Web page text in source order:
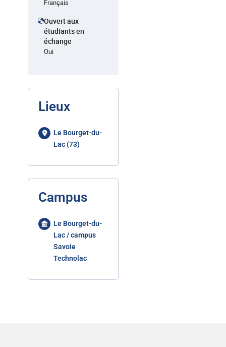
Français
Ouvert aux
étudiants en
échange
Oui
Lieux
Le Bourget-du-
Lac (73)
Campus
Le Bourget-du-
Lac / campus
Savoie
Technolac